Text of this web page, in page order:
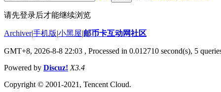
请先登录后才能继续浏览
Archiver|手机版|小黑屋|邮币卡互动网社区
GMT+8, 2026-8-8 22:03 , Processed in 0.012710 second(s), 5
Powered by Discuz! X3.4
Copyright © 2001-2021, Tencent Cloud.